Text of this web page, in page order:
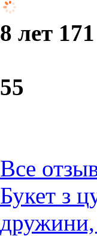
8 лет
55
Все
Букет з
дружини,